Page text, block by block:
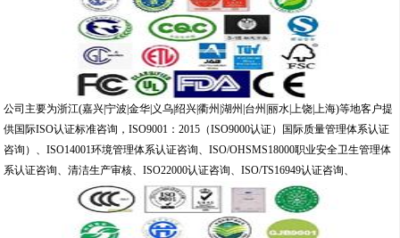
公司主要为浙江(嘉兴|宁波|金华|义乌|绍兴|衢州|湖州|台州|丽水|上饶|上海)等地客户提
供国际ISO认证标准咨询，ISO9001：2015（ISO9000认证）国际质量管理体系认证
咨询）、ISO14001环境管理体系认证咨询、ISO/OHSMS18000职业安全卫生管理体
系认证咨询、清洁生产审核、ISO22000认证咨询、ISO/TS16949认证咨询、